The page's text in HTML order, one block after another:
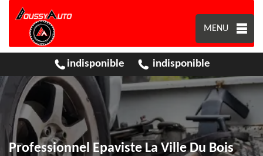
MENU
indisponible indisponible
Professionnel Epaviste La Ville Du Bois